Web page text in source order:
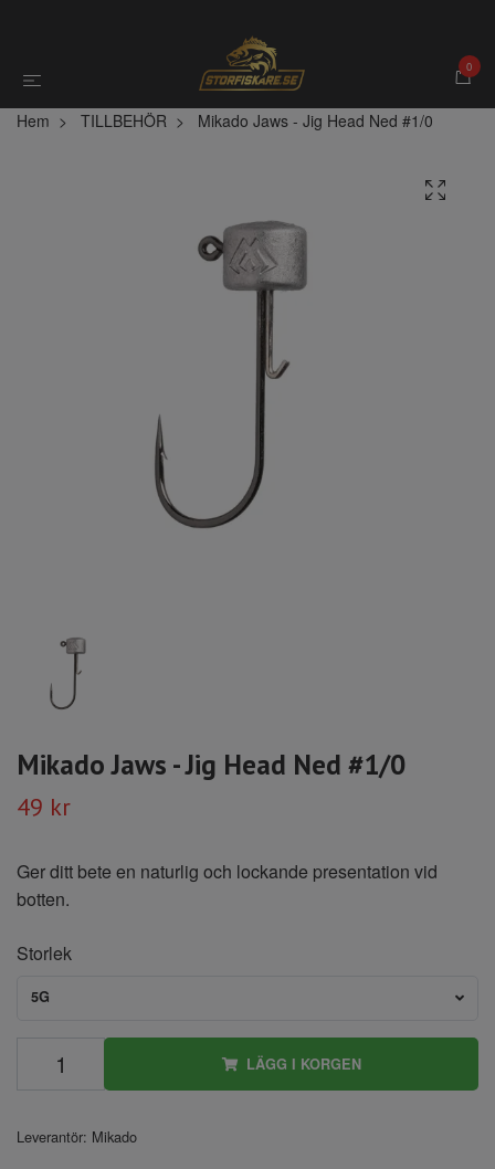
0
Hem TILLBEHÖR Mikado Jaws - Jig Head Ned #1/0
Mikado Jaws - Jig Head Ned #1/0
49 kr
Ger ditt bete en naturlig och lockande presentation vid
botten.
Storlek
5G
LÄGG I KORGEN
Leverantör: Mikado